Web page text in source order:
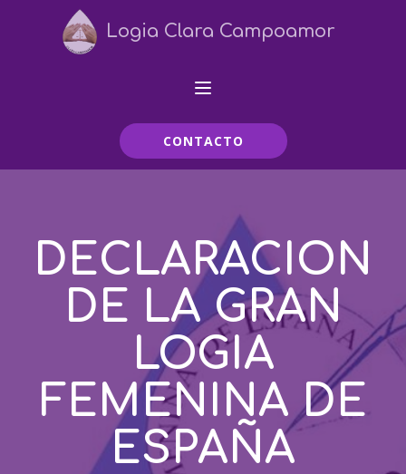
Logia Clara Campoamor
CONTACTO
DECLARACION
DE LA GRAN
LOGIA
FEMENINA DE
ESPAÑA